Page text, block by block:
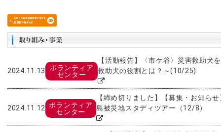
2024.11.13
ボランティア
センター
【活動報告】〈市ケ谷〉災害救助犬
救助犬の役割とは？～(10/25)
2024.11.12 ボランティア
センター
【締め切りました】【募集・お知ら
島被災地スタディツアー（12/8）